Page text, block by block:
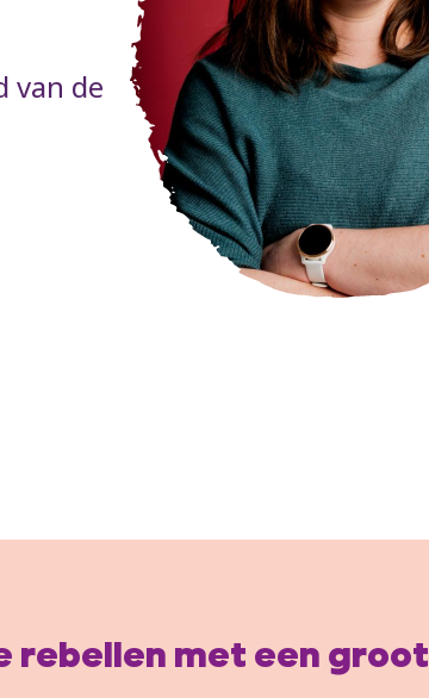
van de
rebellen met een groot